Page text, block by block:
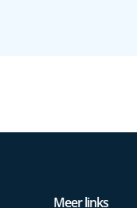
Meer links